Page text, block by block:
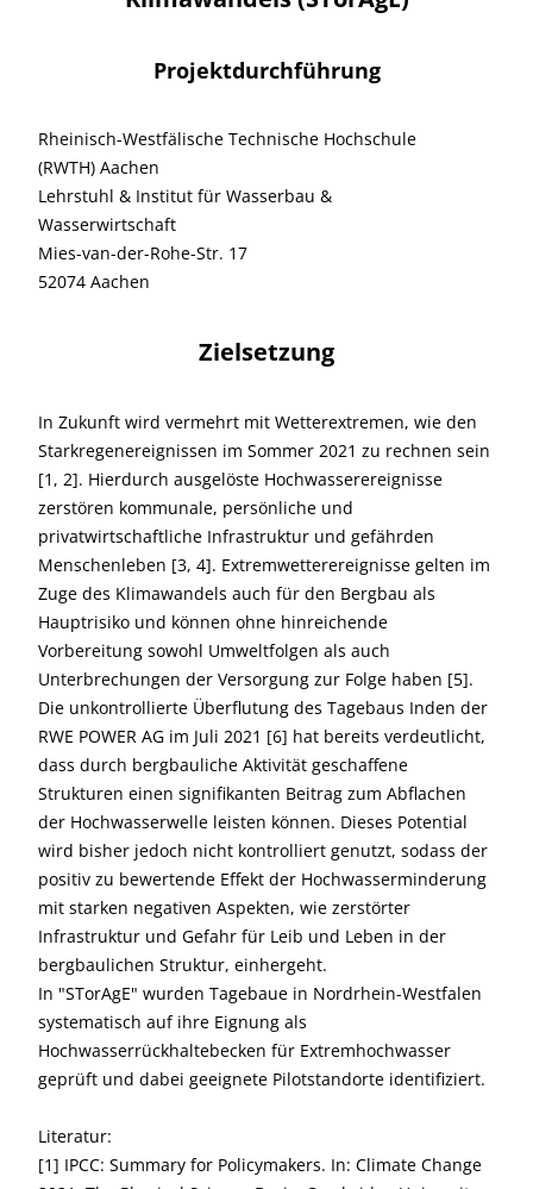
Projektdurchführung
Rheinisch-Westfälische Technische Hochschule
(RWTH) Aachen
Lehrstuhl & Institut für Wasserbau &
Wasserwirtschaft
Mies-van-der-Rohe-Str. 17
52074 Aachen
Zielsetzung
In Zukunft wird vermehrt mit Wetterextremen, wie den
Starkregenereignissen im Sommer 2021 zu rechnen sein
[1, 2]. Hierdurch ausgelöste Hochwasserereignisse
zerstören kommunale, persönliche und
privatwirtschaftliche Infrastruktur und gefährden
Menschenleben [3, 4]. Extremwetterereignisse gelten im
Zuge des Klimawandels auch für den Bergbau als
Hauptrisiko und können ohne hinreichende
Vorbereitung sowohl Umweltfolgen als auch
Unterbrechungen der Versorgung zur Folge haben [5].
Die unkontrollierte Überflutung des Tagebaus Inden der
RWE POWER AG im Juli 2021 [6] hat bereits verdeutlicht,
dass durch bergbauliche Aktivität geschaffene
Strukturen einen signifikanten Beitrag zum Abflachen
der Hochwasserwelle leisten können. Dieses Potential
wird bisher jedoch nicht kontrolliert genutzt, sodass der
positiv zu bewertende Effekt der Hochwasserminderung
mit starken negativen Aspekten, wie zerstörter
Infrastruktur und Gefahr für Leib und Leben in der
bergbaulichen Struktur, einhergeht.
In "STorAgE" wurden Tagebaue in Nordrhein-Westfalen
systematisch auf ihre Eignung als
Hochwasserrückhaltebecken für Extremhochwasser
geprüft und dabei geeignete Pilotstandorte identifiziert.
Literatur:
[1] IPCC: Summary for Policymakers. In: Climate Change